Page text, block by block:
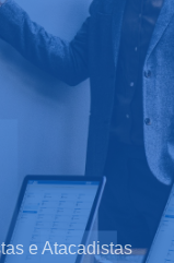
e Atacadistas